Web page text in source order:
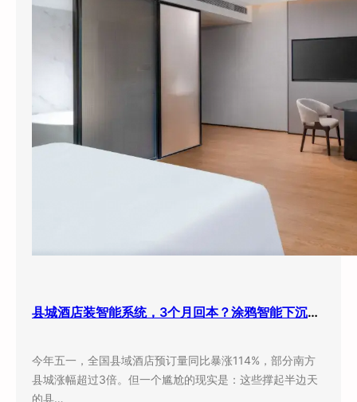
县城酒店装智能系统，3个月回本？涂鸦智能下沉市场打法曝光
今年五一，全国县域酒店预订量同比暴涨114%，部分南方
县城涨幅超过3倍。但一个尴尬的现实是：这些撑起半边天
的县…